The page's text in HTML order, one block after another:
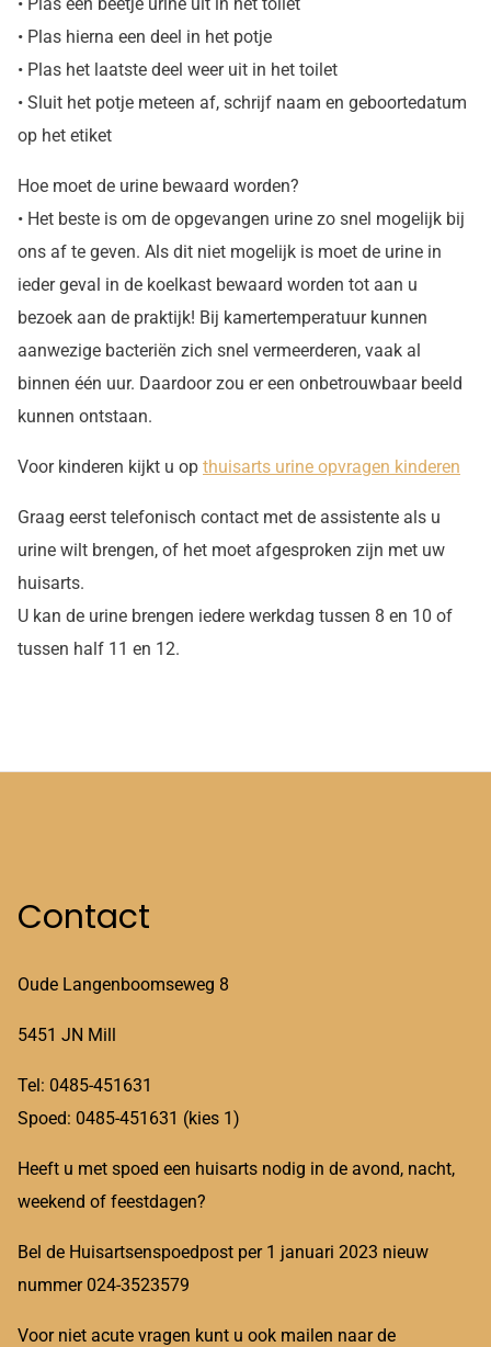
• Plas hierna een deel in het potje
• Plas het laatste deel weer uit in het toilet
• Sluit het potje meteen af, schrijf naam en geboortedatum
op het etiket
Hoe moet de urine bewaard worden?
• Het beste is om de opgevangen urine zo snel mogelijk bij
ons af te geven. Als dit niet mogelijk is moet de urine in
ieder geval in de koelkast bewaard worden tot aan u
bezoek aan de praktijk! Bij kamertemperatuur kunnen
aanwezige bacteriën zich snel vermeerderen, vaak al
binnen één uur. Daardoor zou er een onbetrouwbaar beeld
kunnen ontstaan.
Voor kinderen kijkt u op thuisarts urine opvragen kinderen
Graag eerst telefonisch contact met de assistente als u
urine wilt brengen, of het moet afgesproken zijn met uw
huisarts.
U kan de urine brengen iedere werkdag tussen 8 en 10 of
tussen half 11 en 12.
Contact
Oude Langenboomseweg 8
5451 JN Mill
Tel: 0485-451631
Spoed: 0485-451631 (kies 1)
Heeft u met spoed een huisarts nodig in de avond, nacht,
weekend of feestdagen?
Bel de Huisartsenspoedpost per 1 januari 2023 nieuw
nummer 024-3523579
Voor niet acute vragen kunt u ook mailen naar de